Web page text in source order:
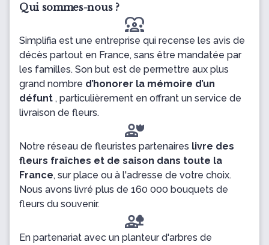
Qui sommes-nous ?
diversity_1
Simplifia est une entreprise qui recense les avis de
décès partout en France, sans être mandatée par
les familles. Son but est de permettre aux plus
grand nombre d’honorer la mémoire d’un
défunt , particulièrement en offrant un service de
livraison de fleurs.
Notre réseau de fleuristes partenaires livre des
fleurs fraîches et de saison dans toute la
France, sur place ou à l'adresse de votre choix.
Nous avons livré plus de 160 000 bouquets de
fleurs du souvenir.
En partenariat avec un planteur d'arbres de